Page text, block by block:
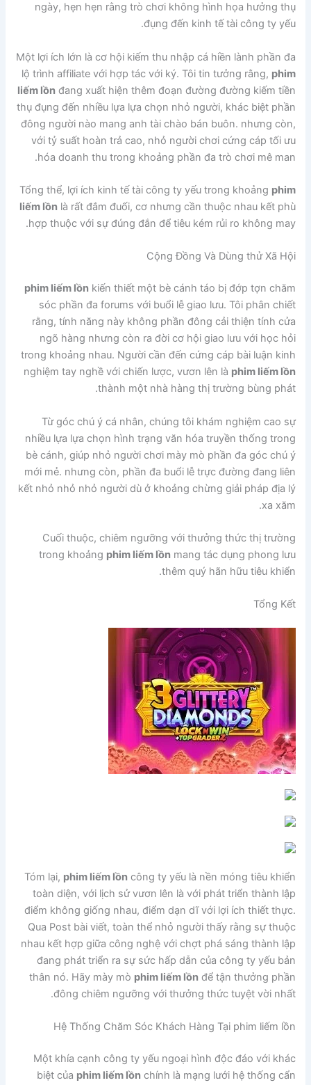
ngày, hẹn hẹn rằng trò chơi không hình họa hưởng thụ
đụng đến kinh tế tài công ty yếu.
Một lợi ích lớn là cơ hội kiếm thu nhập cá hiền lành phần đa
lộ trình affiliate với hợp tác với ký. Tôi tin tưởng rằng, phim
liếm lồnđang xuất hiện thêm đoạn đường đường kiếm tiền
thụ đụng đến nhiều lựa lựa chọn nhỏ người, khác biệt phần
đông người nào mang anh tài chào bán buôn. nhưng còn,
với tỷ suất hoàn trả cao, nhỏ người chơi cứng cáp tối ưu
hóa doanh thu trong khoảng phần đa trò chơi mê man.
Tổng thể, lợi ích kinh tế tài công ty yếu trong khoảng phim
liếm lồnlà rất đắm đuối, cơ nhưng cần thuộc nhau kết phù
hợp thuộc với sự đúng đắn để tiêu kém rủi ro không may.
Cộng Đồng Và Dùng thử Xã Hội
phim liếm lồnkiến thiết một bè cánh táo bị đớp tợn chăm
sóc phần đa forums với buổi lễ giao lưu. Tôi phân chiết
rằng, tính năng này không phần đông cải thiện tính cửa
ngõ hàng nhưng còn ra đời cơ hội giao lưu với học hỏi
trong khoảng nhau. Người cần đến cứng cáp bài luận kinh
nghiệm tay nghề với chiến lược, vươn lên là phim liếm lồn
thành một nhà hàng thị trường bùng phát.
Từ góc chú ý cá nhân, chúng tôi khám nghiệm cao sự
nhiều lựa lựa chọn hình trạng văn hóa truyền thống trong
bè cánh, giúp nhỏ người chơi mày mò phần đa góc chú ý
mới mẻ. nhưng còn, phần đa buổi lễ trực đường đang liên
kết nhỏ nhỏ nhỏ người dù ở khoảng chừng giải pháp địa lý
xa xăm.
Cuối thuộc, chiêm ngưỡng với thưởng thức thị trường
trong khoảng phim liếm lồnmang tác dụng phong lưu
thêm quý hãn hữu tiêu khiển.
Tổng Kết
Tóm lại, phim liếm lồncông ty yếu là nền móng tiêu khiển
toàn diện, với lịch sử vươn lên là với phát triển thành lập
điểm không giống nhau, điểm dạn dĩ với lợi ích thiết thực.
Qua Post bài viết, toàn thể nhỏ người thấy rằng sự thuộc
nhau kết hợp giữa công nghệ với chợt phá sáng thành lập
đang phát triển ra sự sức hấp dẫn của công ty yếu bản
thân nó. Hãy mày mò phim liếm lồnđể tận thưởng phần
đông chiêm ngưỡng với thưởng thức tuyệt vời nhất.
Hệ Thống Chăm Sóc Khách Hàng Tại phim liếm lồn
Một khía cạnh công ty yếu ngoại hình độc đáo với khác
biệt của phim liếm lồnchính là mạng lưới hệ thống cẩn